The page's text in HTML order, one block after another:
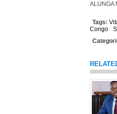
ALUNGA
Tags:
Congo